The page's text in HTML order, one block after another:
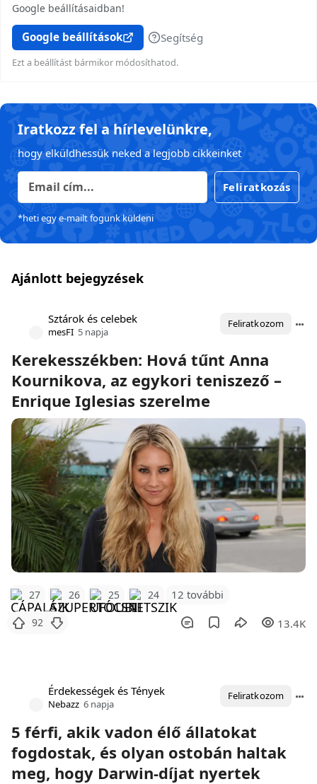
Google beállításaidban!
Google beállítások Segítség
Ezt a beállítást bármikor módosíthatod.
Iratkozz fel a hírlevelünkre,
hogy elküldhessük neked a legjobb cikkeinket
Feliratkozás
*heti egy e-mailt fogunk küldeni
Ajánlott bejegyzések
Sztárok és celebek
mesFI 5 napja
Feliratkozom
Kerekesszékben: Hová tűnt Anna
Kournikova, az egykori teniszező –
Enrique Iglesias szerelme
27 26 25 24 12 további
92 13.4K
Érdekességek és Tények
Nebazz 6 napja
Feliratkozom
5 férfi, akik vadon élő állatokat
fogdostak, és olyan ostobán haltak
meg, hogy Darwin-díjat nyertek